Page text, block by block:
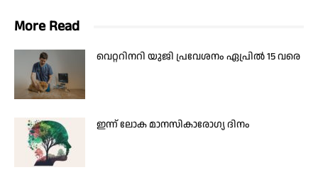
More Read
വെറ്ററിനറി യുജി പ്രവേശനം ഏപ്രിൽ 15 വരെ
ഇന്ന് ലോക മാനസികാരോഗ്യ ദിനം